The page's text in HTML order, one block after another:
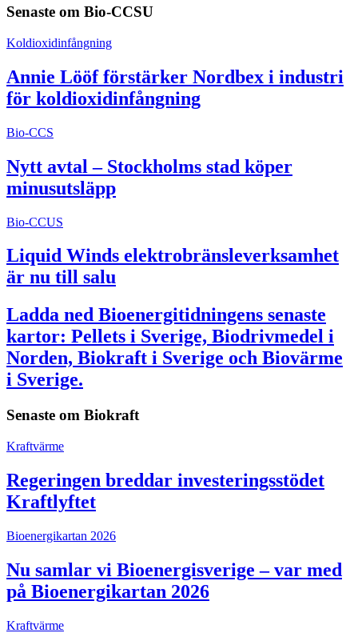
Senaste om Bio-CCSU
Koldioxidinfångning
Annie Lööf förstärker Nordbex i industri
för koldioxidinfångning
Bio-CCS
Nytt avtal – Stockholms stad köper
minusutsläpp
Bio-CCUS
Liquid Winds elektrobränsleverksamhet
är nu till salu
Ladda ned Bioenergitidningens senaste
kartor: Pellets i Sverige, Biodrivmedel i
Norden, Biokraft i Sverige och Biovärme
i Sverige.
Senaste om Biokraft
Kraftvärme
Regeringen breddar investeringsstödet
Kraftlyftet
Bioenergikartan 2026
Nu samlar vi Bioenergisverige – var med
på Bioenergikartan 2026
Kraftvärme